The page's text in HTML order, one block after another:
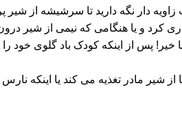
دار نگه دارید تا سرشیشه از شیر
کرد و یا هنگامی که نیمی از شیر
خیر! پس از اینکه کودک باد گلوی
از شیر مادر تغذیه می کند یا اینکه